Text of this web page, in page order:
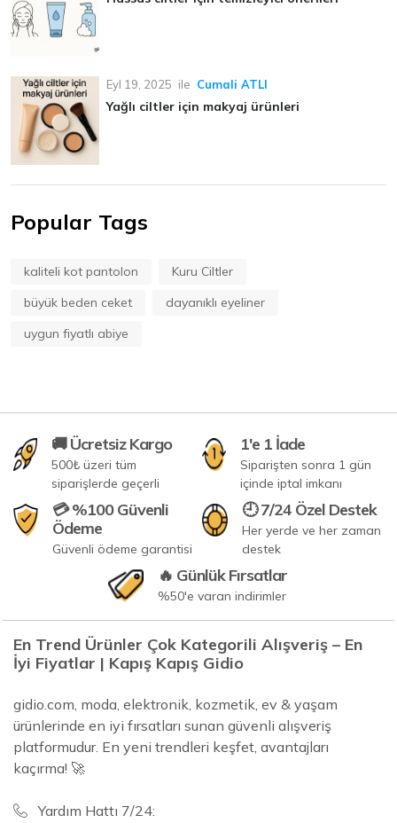
Eyl 19, 2025 ile Cumali ATLI
Yağlı ciltler için makyaj ürünleri
Popular Tags
kaliteli kot pantolon
Kuru Ciltler
büyük beden ceket
dayanıklı eyeliner
uygun fiyatlı abiye
🚚 Ücretsiz Kargo
500₺ üzeri tüm
siparişlerde geçerli
1'e 1 İade
Siparişten sonra 1 gün
içinde iptal imkanı
💳 %100 Güvenli
Ödeme
Güvenli ödeme garantisi
🕘 7/24 Özel Destek
Her yerde ve her zaman
destek
🔥 Günlük Fırsatlar
%50'e varan indirimler
En Trend Ürünler Çok Kategorili Alışveriş – En
İyi Fiyatlar | Kapış Kapış Gidio
gidio.com, moda, elektronik, kozmetik, ev & yaşam
ürünlerinde en iyi fırsatları sunan güvenli alışveriş
platformudur. En yeni trendleri keşfet, avantajları
kaçırma! 🚀
Yardım Hattı 7/24: